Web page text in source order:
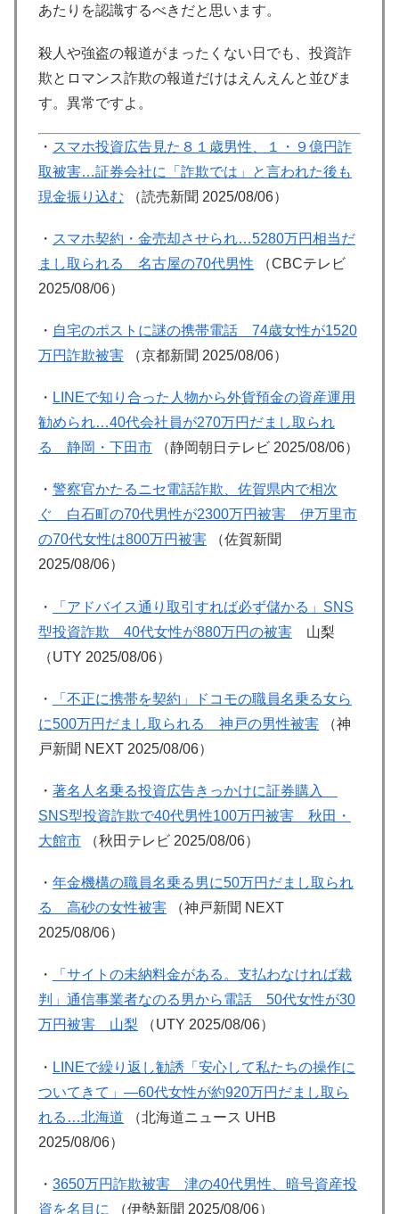
あたりを認識するべきだと思います。
殺人や強盗の報道がまったくない日でも、投資詐
欺とロマンス詐欺の報道だけはえんえんと並びま
す。異常ですよ。
・ スマホ投資広告見た８１歳男性、１・９億円詐
取被害…証券会社に「詐欺では」と言われた後も
現金振り込む （読売新聞 2025/08/06）
・ スマホ契約・金売却させられ…5280万円相当だ
まし取られる 名古屋の70代男性 （CBCテレビ
2025/08/06）
・ 自宅のポストに謎の携帯電話 74歳女性が1520
万円詐欺被害 （京都新聞 2025/08/06）
・ LINEで知り合った人物から外貨預金の資産運用
勧められ…40代会社員が270万円だまし取られ
る 静岡・下田市 （静岡朝日テレビ 2025/08/06）
・ 警察官かたるニセ電話詐欺、佐賀県内で相次
ぐ 白石町の70代男性が2300万円被害 伊万里市
の70代女性は800万円被害 （佐賀新聞
2025/08/06）
・
「アドバイス通り取引すれば必ず儲かる」SNS
型投資詐欺 40代女性が880万円の被害 山梨
（UTY 2025/08/06）
・
「不正に携帯を契約」ドコモの職員名乗る女ら
に500万円だまし取られる 神戸の男性被害 （神
戸新聞 NEXT 2025/08/06）
・ 著名人名乗る投資広告きっかけに証券購入
SNS型投資詐欺で40代男性100万円被害 秋田・
大館市 （秋田テレビ 2025/08/06）
・ 年金機構の職員名乗る男に50万円だまし取られ
る 高砂の女性被害 （神戸新聞 NEXT
2025/08/06）
・
「サイトの未納料金がある。支払わなければ裁
判」通信事業者なのる男から電話 50代女性が30
万円被害 山梨 （UTY 2025/08/06）
・ LINEで繰り返し勧誘「安心して私たちの操作に
ついてきて」―60代女性が約920万円だまし取ら
れる…北海道 （北海道ニュース UHB
2025/08/06）
・ 3650万円詐欺被害 津の40代男性、暗号資産投
資を名目に
（伊勢新聞 2025/08/06）